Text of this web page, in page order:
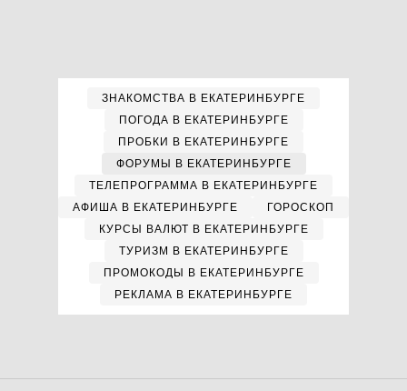
ЗНАКОМСТВА В ЕКАТЕРИНБУРГЕ
ПОГОДА В ЕКАТЕРИНБУРГЕ
ПРОБКИ В ЕКАТЕРИНБУРГЕ
ФОРУМЫ В ЕКАТЕРИНБУРГЕ
ТЕЛЕПРОГРАММА В ЕКАТЕРИНБУРГЕ
АФИША В ЕКАТЕРИНБУРГЕ
ГОРОСКОП
КУРСЫ ВАЛЮТ В ЕКАТЕРИНБУРГЕ
ТУРИЗМ В ЕКАТЕРИНБУРГЕ
ПРОМОКОДЫ В ЕКАТЕРИНБУРГЕ
РЕКЛАМА В ЕКАТЕРИНБУРГЕ